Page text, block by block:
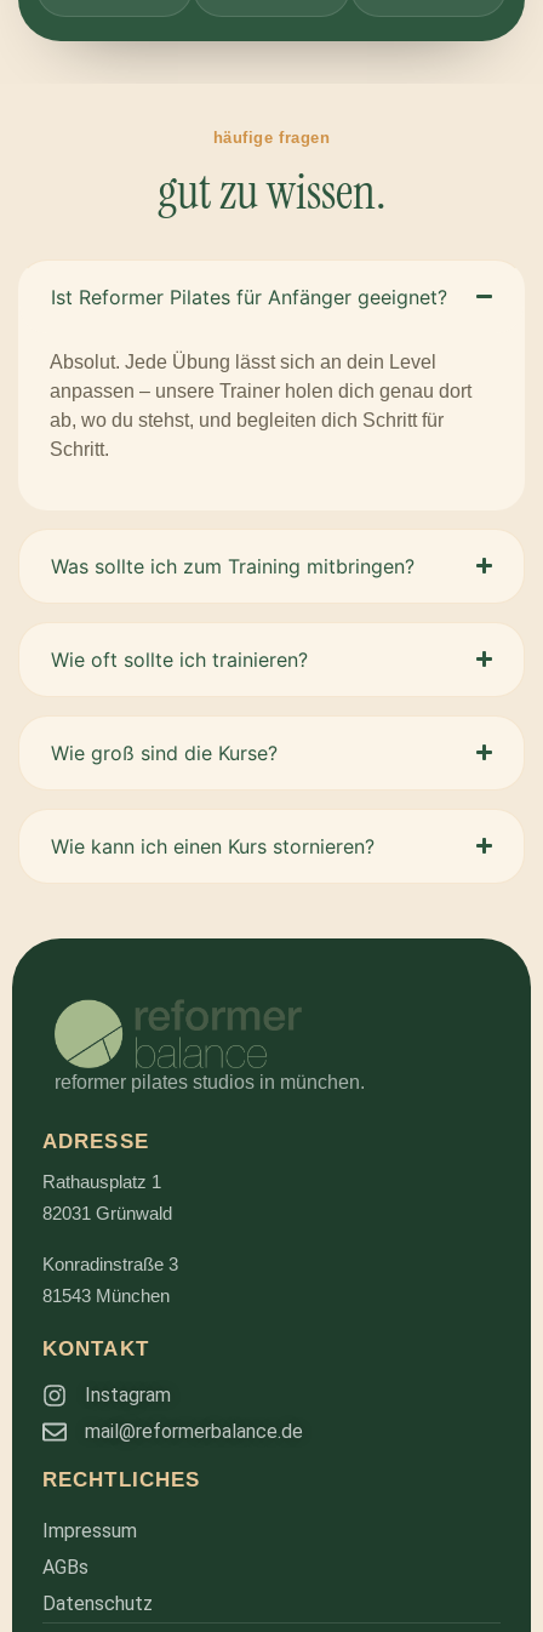
häufige fragen
gut zu wissen.
Ist Reformer Pilates für Anfänger geeignet?
Absolut. Jede Übung lässt sich an dein Level
anpassen – unsere Trainer holen dich genau dort
ab, wo du stehst, und begleiten dich Schritt für
Schritt.
Was sollte ich zum Training mitbringen?
Wie oft sollte ich trainieren?
Wie groß sind die Kurse?
Wie kann ich einen Kurs stornieren?
reformer pilates studios in münchen.
ADRESSE
Rathausplatz 1
82031 Grünwald
Konradinstraße 3
81543 München
KONTAKT
Instagram
mail@reformerbalance.de
RECHTLICHES
Impressum
AGBs
Datenschutz